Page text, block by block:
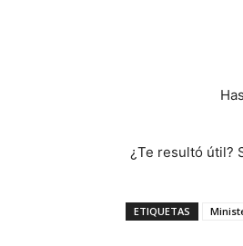
¿Te resultó útil?
ETIQUETAS